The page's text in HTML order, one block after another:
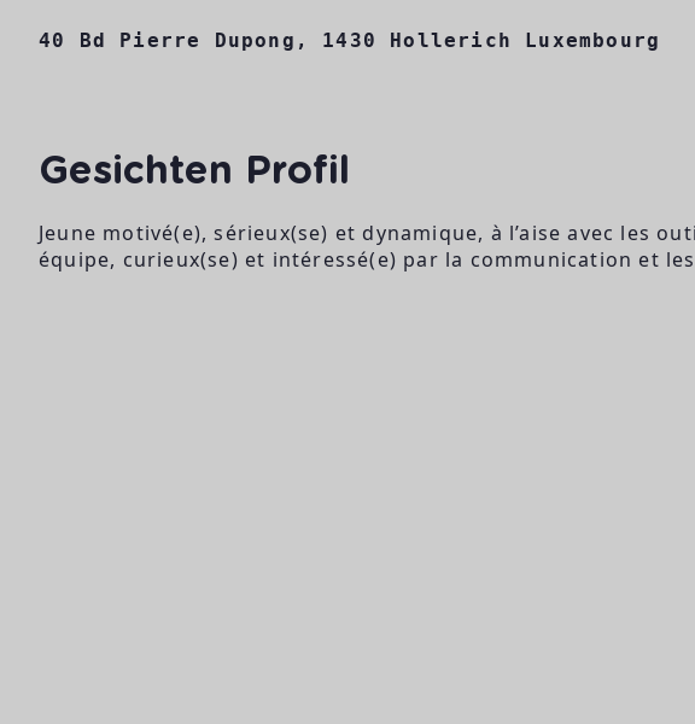
40 Bd Pierre Dupong, 1430 Hollerich Luxembourg
Gesichten Profil
Jeune motivé(e), sérieux(se) et dynamique, à l’aise avec les
équipe, curieux(se) et intéressé(e) par la communication et